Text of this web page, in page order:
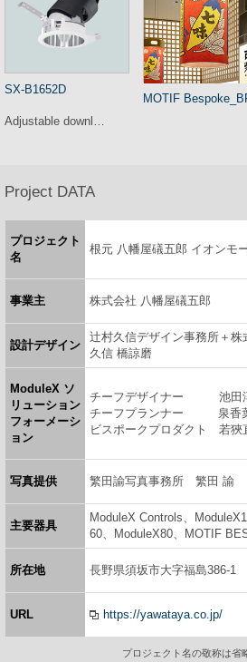
SX-B1652D
Adjustable downl…
MOTIF
Project DATA
プロジェクト
名
根元 八幡屋礒五郎 イオンモ
事業主 株式会社 八幡屋礒五郎
設計デザイン
辻村久信デザイン事務所＋
久信 橋諒磨
ModuleX ソ
リューション
フォーメーシ
ョン
チーフデザイナー 池田
チーフプランナー 泉香
ビスポークプロダクト 若狹
写真提供 繁田諭写真事務所 繁田 諭
主要器具
ModuleX Controls、
60、ModuleX80、MOTIF
所在地 長野県須坂市大字福島386-1
URL https://yawataya.co.jp/
プロジェクト名の敬称は省